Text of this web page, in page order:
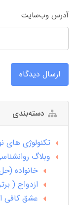
آدرس وب‌سایت
ارسال دیدگاه
دسته‌بندی
تکنولوژی های
وبلاگ
خانواده
ازدواج (
عشق کافی